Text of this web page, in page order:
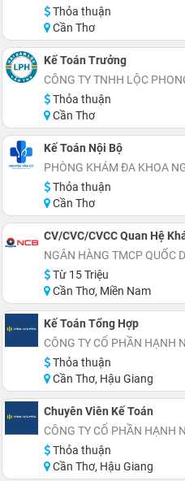
Thỏa thuận
Cần Thơ
Kế Toán Trưởng
CÔNG TY TNHH LỘC
Thỏa thuận
Cần Thơ
Kế Toán Nội Bộ
PHÒNG KHÁM ĐA KHOA
Thỏa thuận
Cần Thơ
NGÂN HÀNG TMCP QUỐC
Từ 15 Triệu
Cần Thơ, Miền Nam
Kế Toán Tổng Hợp
CÔNG TY CỔ PHẦN HẠNH
Thỏa thuận
Cần Thơ, Hậu Giang
Chuyên Viên Kế Toán
CÔNG TY CỔ PHẦN HẠNH
Thỏa thuận
Cần Thơ, Hậu Giang